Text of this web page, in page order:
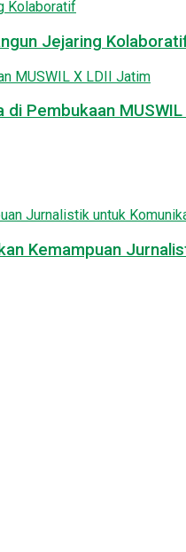
Jejaring
Pembukaan
Kemampuan